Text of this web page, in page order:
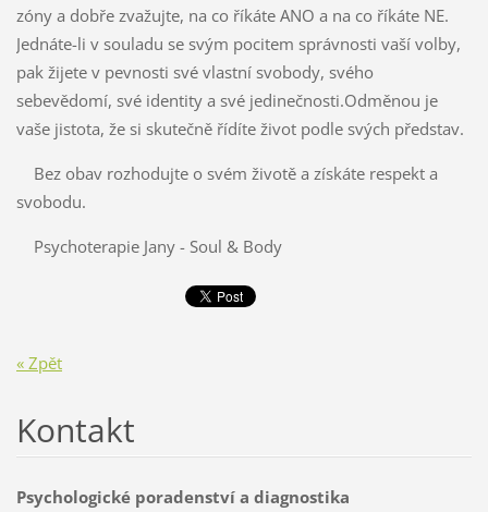
zóny a dobře zvažujte, na co říkáte ANO a na co říkáte NE.
Jednáte-li v souladu se svým pocitem správnosti vaší volby,
pak žijete v pevnosti své vlastní svobody, svého
sebevědomí, své identity a své jedinečnosti.Odměnou je
vaše jistota, že si skutečně řídíte život podle svých představ.
Bez obav rozhodujte o svém životě a získáte respekt a
svobodu.
Psychoterapie Jany - Soul & Body
« Zpět
Kontakt
Psychologické poradenství a diagnostika